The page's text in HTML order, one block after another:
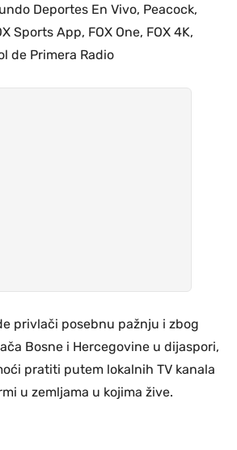
Deportes En Vivo, Peacock,
Sports App, FOX One, FOX 4K,
de Primera Radio
privlači posebnu pažnju i zbog
Bosne i Hercegovine u dijaspori,
pratiti putem lokalnih TV kanala
u zemljama u kojima žive.